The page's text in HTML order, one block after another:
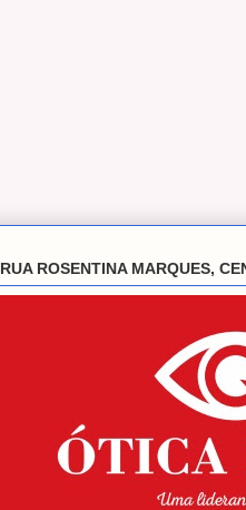
RUA ROSENTINA MARQUES,